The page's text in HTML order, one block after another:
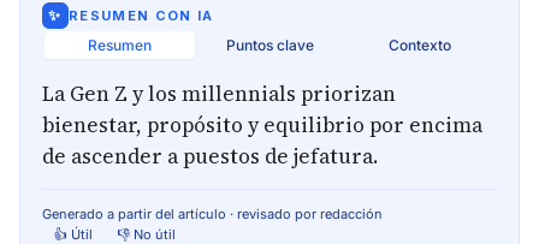
✨ RESUMEN CON IA
Resumen Puntos clave Contexto
La Gen Z y los millennials priorizan
bienestar, propósito y equilibrio por encima
de ascender a puestos de jefatura.
Generado a partir del artículo · revisado por redacción
👍 Útil
👎 No útil